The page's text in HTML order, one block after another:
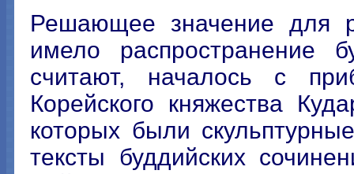
Решающее значение для
имело распространение
считают, началось с
Корейского княжества
которых были
тексты буддийских